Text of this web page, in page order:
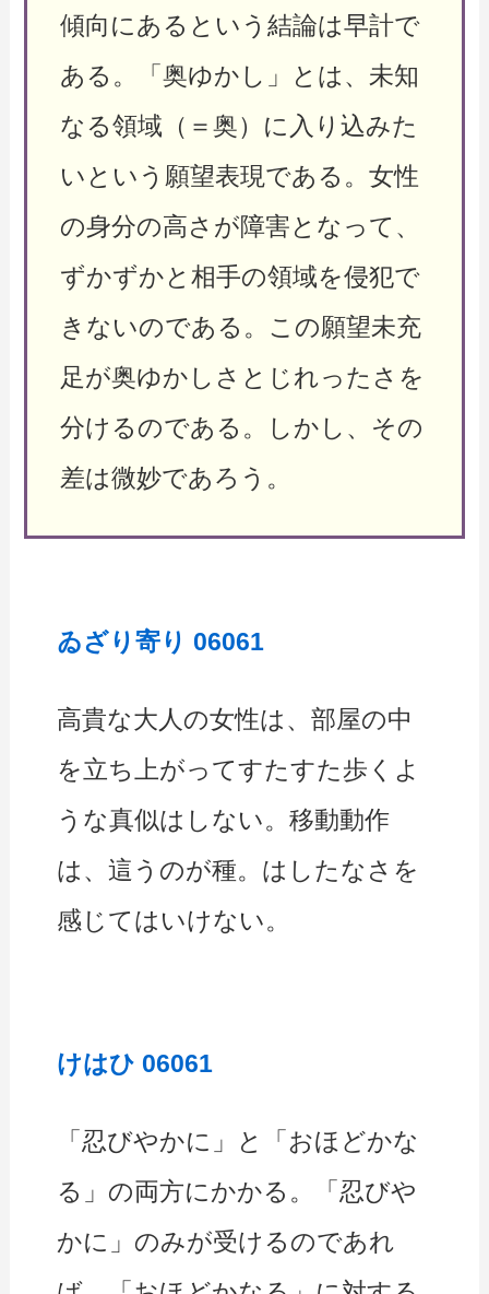
傾向にあるという結論は早計で
ある。「奥ゆかし」とは、未知
なる領域（＝奥）に入り込みた
いという願望表現である。女性
の身分の高さが障害となって、
ずかずかと相手の領域を侵犯で
きないのである。この願望未充
足が奥ゆかしさとじれったさを
分けるのである。しかし、その
差は微妙であろう。
ゐざり寄り 06061
高貴な大人の女性は、部屋の中
を立ち上がってすたすた歩くよ
うな真似はしない。移動動作
は、這うのが種。はしたなさを
感じてはいけない。
けはひ 06061
「忍びやかに」と「おほどかな
る」の両方にかかる。「忍びや
かに」のみが受けるのであれ